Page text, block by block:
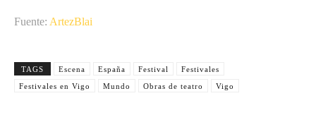
Fuente: ArtezBlai
TAGS Escena España Festival
Festivales
Festivales en Vigo
Mundo Obras de teatro Vigo